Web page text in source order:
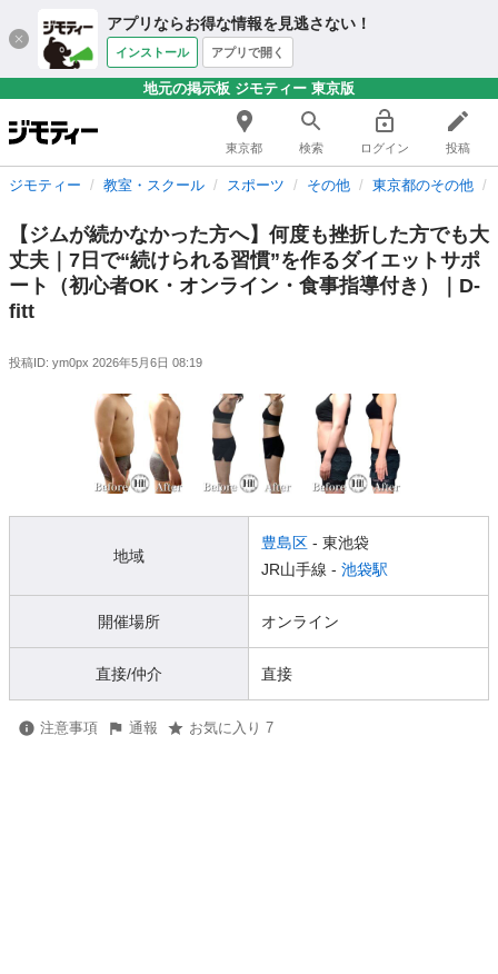
アプリならお得な情報を見逃さない！
インストール アプリで開く
地元の掲示板 ジモティー 東京版
東京都 検索 ログイン 投稿
ジモティー 教室・スクール スポーツ その他 東京都のその他
【ジムが続かなかった方へ】何度も挫折した方でも大
丈夫｜7日で“続けられる習慣”を作るダイエットサポ
ート（初心者OK・オンライン・食事指導付き）｜D-
fitt
投稿ID: ym0px 2026年5月6日 08:19
地域
豊島区 - 東池袋
JR山手線 - 池袋駅
開催場所 オンライン
直接/仲介 直接
注意事項 通報 お気に入り 7